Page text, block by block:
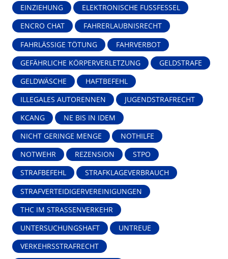
EINZIEHUNG ELEKTRONISCHE FUSSFESSEL
ENCRO CHAT FAHRERLAUBNISRECHT
FAHRLÄSSIGE TÖTUNG FAHRVERBOT
GEFÄHRLICHE KÖRPERVERLETZUNG GELDSTRAFE
GELDWÄSCHE HAFTBEFEHL
ILLEGALES AUTORENNEN JUGENDSTRAFRECHT
KCANG NE BIS IN IDEM
NICHT GERINGE MENGE NOTHILFE
NOTWEHR REZENSION STPO
STRAFBEFEHL STRAFKLAGEVERBRAUCH
STRAFVERTEIDIGERVEREINIGUNGEN
THC IM STRASSENVERKEHR
UNTERSUCHUNGSHAFT UNTREUE
VERKEHRSSTRAFRECHT